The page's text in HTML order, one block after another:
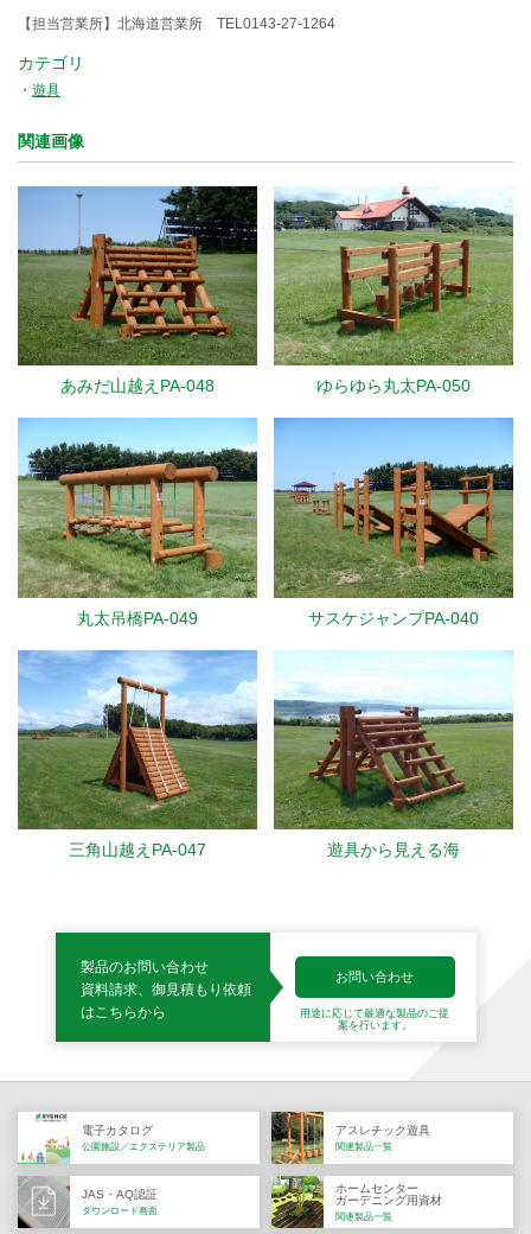
【担当営業所】北海道営業所 TEL0143-27-1264
カテゴリ
遊具
関連画像
あみだ山越えPA-048 ゆらゆら丸太PA-050
丸太吊橋PA-049 サスケジャンプPA-040
三角山越えPA-047 遊具から見える海
製品のお問い合わせ
資料請求、御見積もり依頼
はこちらから
お問い合わせ
用途に応じて最適な製品のご提
案を行います。
電子カタログ
公園施設／エクステリア製品
アスレチック遊具
関連製品一覧
JAS・AQ認証
ダウンロード画面
ホームセンター
ガーデニング用資材
関連製品一覧